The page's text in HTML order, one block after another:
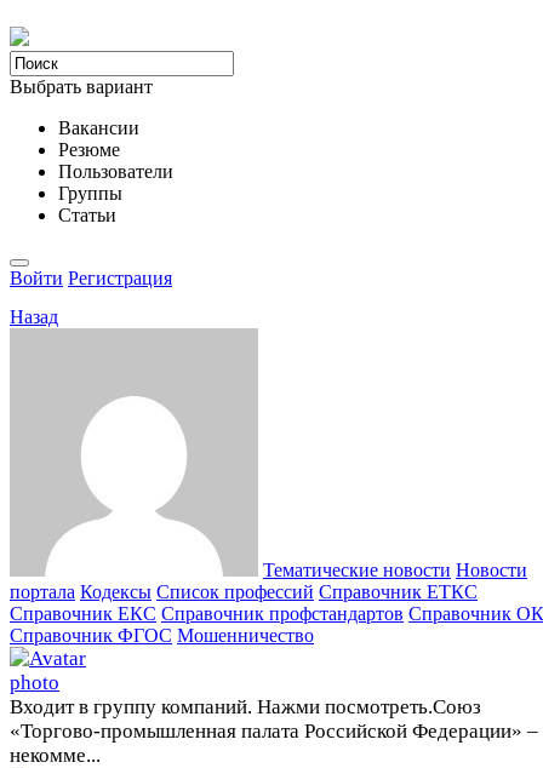
Выбрать вариант
Вакансии
Резюме
Пользователи
Группы
Статьи
Войти Регистрация
Назад
Тематические новости Новости
портала Кодексы Cписок профессий Справочник ЕТКС
Справочник ЕКС Справочник профстандартов Справочник
Справочник ФГОС Мошенничество
Входит в группу компаний. Нажми посмотреть.Союз
«Торгово-промышленная палата Российской Федерации» –
некомме...